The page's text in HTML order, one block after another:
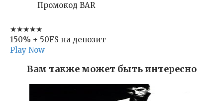
Промокод BAR
★★★★★
150% + 50FS на депозит
Play Now
Вам также может быть интересно